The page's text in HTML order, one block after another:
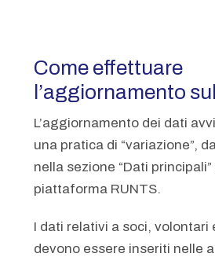
Come effettuare
l’aggiornamento
L’aggiornamento dei dati
una pratica di “variazione”,
nella sezione “Dati
piattaforma RUNTS.
I dati relativi a soci, volontari
devono essere inseriti nelle